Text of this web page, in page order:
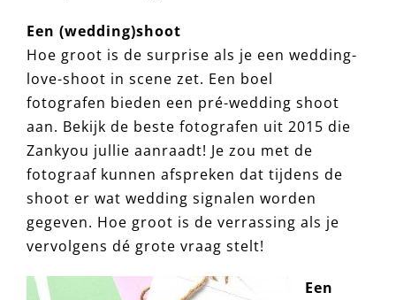
Een (wedding)shoot
Hoe groot is de surprise als je een wedding-
love-shoot in scene zet. Een boel
fotografen bieden een pré-wedding shoot
aan. Bekijk de beste fotografen uit 2015 die
Zankyou jullie aanraadt! Je zou met de
fotograaf kunnen afspreken dat tijdens de
shoot er wat wedding signalen worden
gegeven. Hoe groot is de verrassing als je
vervolgens dé grote vraag stelt!
Een